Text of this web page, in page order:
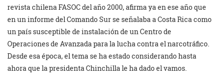
revista chilena FASOC del año 2000, afirma ya en ese año que
en un informe del Comando Sur se señalaba a Costa Rica como
un país susceptible de instalación de un Centro de
Operaciones de Avanzada para la lucha contra el narcotráfico.
Desde esa época, el tema se ha estado considerando hasta
ahora que la presidenta Chinchilla le ha dado el vamos.